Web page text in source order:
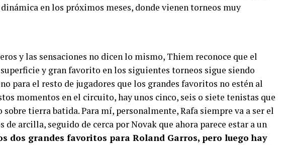
en los próximos meses, donde vienen torneos muy
y las sensaciones no dicen lo mismo, Thiem reconoce que el
y gran favorito en los siguientes torneos sigue siendo
para el resto de jugadores que los grandes favoritos no estén al
momentos en el circuito, hay unos cinco, seis o siete tenistas que
sobre tierra batida. Para mí, personalmente, Rafa siempre va a ser el
arcilla, seguido de cerca por Novak que ahora parece estar a un
dos grandes favoritos para Roland Garros, pero luego hay